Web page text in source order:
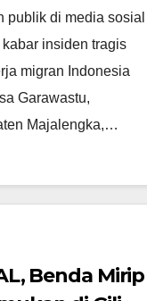
Melarikan
publik di media sosial
insiden tragis
migran Indonesia
Garawastu,
Majalengka,…
Benda Mirip